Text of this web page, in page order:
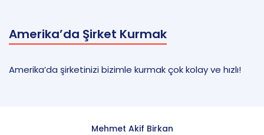
Amerika’da Şirket Kurmak
Amerika’da şirketinizi bizimle kurmak çok kolay ve hızlı!
Mehmet Akif Birkan